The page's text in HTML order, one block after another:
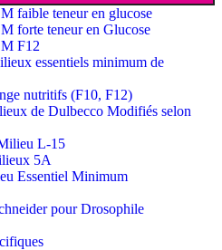
faible teneur en glucose
forte teneur en Glucose
F12
essentiels minimum de
nutritifs (F10, F12)
de Dulbecco Modifiés selon
L-15
5A
Essentiel Minimum
pour Drosophile